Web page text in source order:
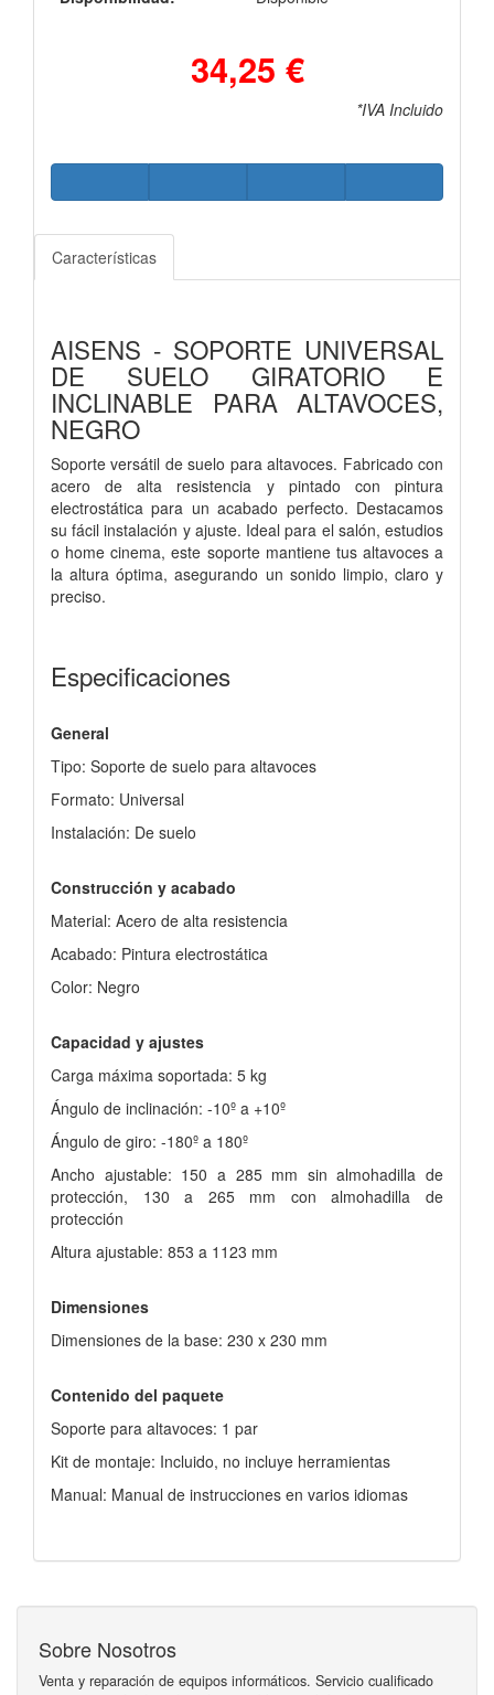
34,25 €
*IVA Incluido
Características
AISENS - SOPORTE UNIVERSAL
DE SUELO GIRATORIO E
INCLINABLE PARA ALTAVOCES,
NEGRO
Soporte versátil de suelo para altavoces. Fabricado con
acero de alta resistencia y pintado con pintura
electrostática para un acabado perfecto. Destacamos
su fácil instalación y ajuste. Ideal para el salón, estudios
o home cinema, este soporte mantiene tus altavoces a
la altura óptima, asegurando un sonido limpio, claro y
preciso.
Especificaciones
General
Tipo: Soporte de suelo para altavoces
Formato: Universal
Instalación: De suelo
Construcción y acabado
Material: Acero de alta resistencia
Acabado: Pintura electrostática
Color: Negro
Capacidad y ajustes
Carga máxima soportada: 5 kg
Ángulo de inclinación: -10º a +10º
Ángulo de giro: -180º a 180º
Ancho ajustable: 150 a 285 mm sin almohadilla de
protección, 130 a 265 mm con almohadilla de
protección
Altura ajustable: 853 a 1123 mm
Dimensiones
Dimensiones de la base: 230 x 230 mm
Contenido del paquete
Soporte para altavoces: 1 par
Kit de montaje: Incluido, no incluye herramientas
Manual: Manual de instrucciones en varios idiomas
Sobre Nosotros
Venta y reparación de equipos informáticos. Servicio cualificado